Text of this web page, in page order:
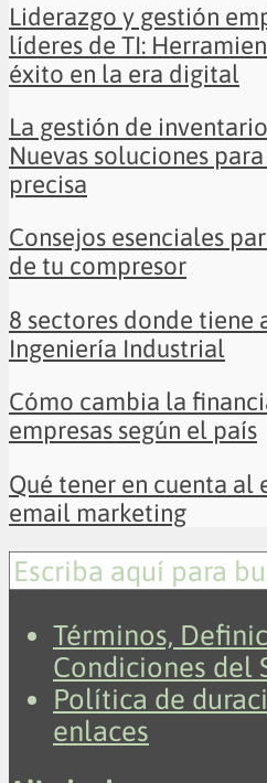
Liderazgo y gestión
líderes de TI:
éxito en la era digital
La gestión de
Nuevas soluciones
precisa
Consejos esenciales
de tu compresor
8 sectores donde tiene
Ingeniería Industrial
Cómo cambia la
empresas según el país
Qué tener en cuenta al
email marketing
Términos,
Condiciones del
Política de
enlaces